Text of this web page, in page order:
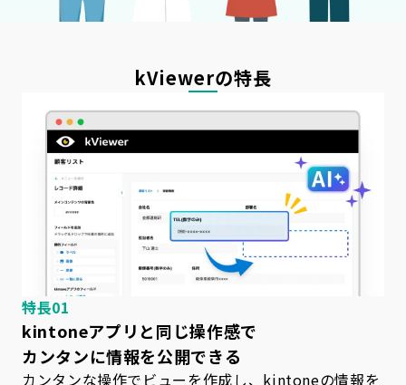
kViewerの特長
特長01
kintoneアプリと同じ操作感で
カンタンに情報を公開できる
カンタンな操作でビューを作成し、kintoneの情報を